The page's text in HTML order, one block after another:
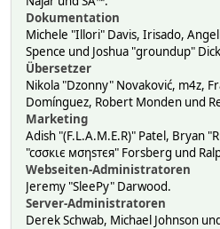
Dokumentation
Michele "Illori" Davis, Irisado,
Spence und Joshua "groundup"
Übersetzer
Nikola "Dzonny" Novaković, m4z,
Domínguez, Robert Monden und
Marketing
Adish "(F.L.A.M.E.R)" Patel, Bryan
"cσσкιє мσηѕтєя" Forsberg und
Webseiten-Administratoren
Jeremy "SleePy" Darwood.
Server-Administratoren
Derek Schwab, Michael Johnson